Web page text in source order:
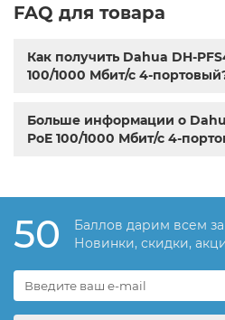
FAQ для товара
Как получить Dahua DH-
100/1000 Мбит/с 4-
Больше информации о
PoE 100/1000 Мбит/с 4-
50
Баллов дарим всем
Новинки, скидки,